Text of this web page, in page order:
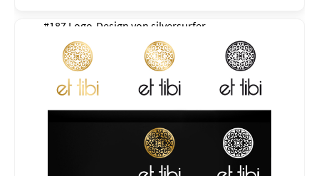
#187 Logo-Design von silversurfer